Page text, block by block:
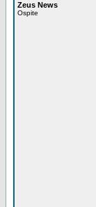
Zeus News
Ospite